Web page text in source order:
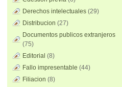
Derechos intelectuales (29)
Distribucion (27)
Documentos publicos extranjeros
(75)
Editorial (8)
Fallo impresentable (44)
Filiacion (8)